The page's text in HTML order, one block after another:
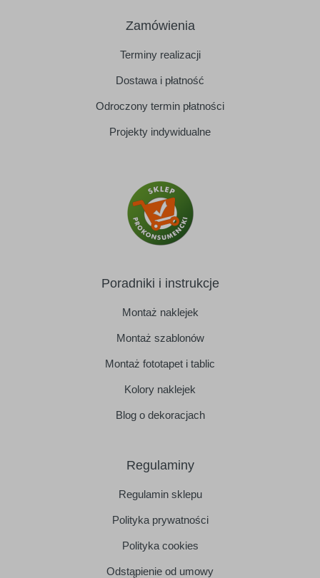
Zamówienia
Terminy realizacji
Dostawa i płatność
Odroczony termin płatności
Projekty indywidualne
Poradniki i instrukcje
Montaż naklejek
Montaż szablonów
Montaż fototapet i tablic
Kolory naklejek
Blog o dekoracjach
Regulaminy
Regulamin sklepu
Polityka prywatności
Polityka cookies
Odstąpienie od umowy